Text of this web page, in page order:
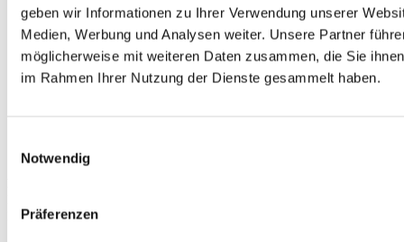
geben wir Informationen zu Ihrer Verwendung unserer
Medien, Werbung und Analysen weiter. Unsere Partner
möglicherweise mit weiteren Daten zusammen, die Sie
im Rahmen Ihrer Nutzung der Dienste gesammelt haben.
Notwendig
Präferenzen
EdT Spray